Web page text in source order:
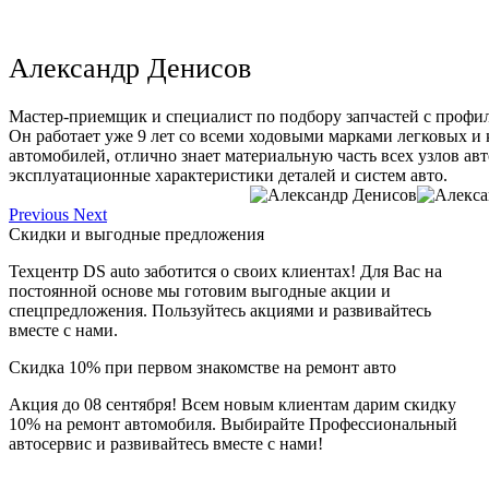
Александр Денисов
Мастер-приемщик и специалист по подбору запчастей с
Он работает уже 9 лет со всеми ходовыми марками легковых и
автомобилей, отлично знает материальную часть всех узлов
эксплуатационные характеристики деталей и систем авто.
Previous Next
Скидки и выгодные предложения
Техцентр DS auto заботится о своих клиентах! Для Вас на
постоянной основе мы готовим выгодные акции и
спецпредложения. Пользуйтесь акциями и развивайтесь
вместе с нами.
Скидка 10% при первом знакомстве на ремонт авто
Акция до 08 сентября! Всем новым клиентам дарим скидку
10% на ремонт автомобиля. Выбирайте Профессиональный
автосервис и развивайтесь вместе с нами!